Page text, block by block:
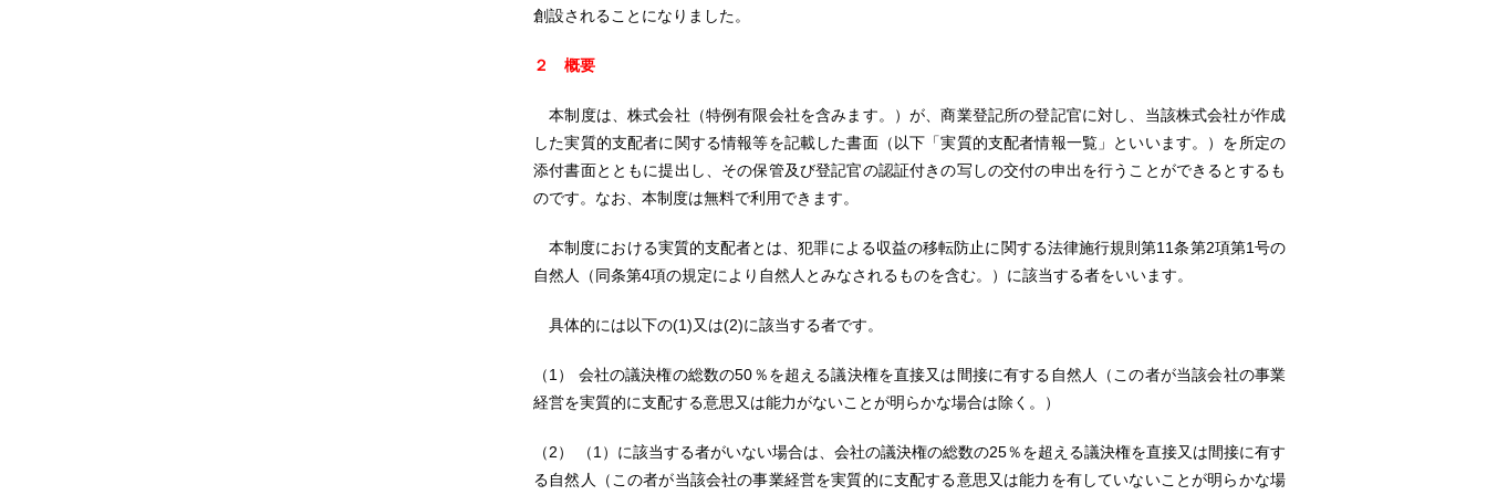
創設されることになりました。
２ 概要
本制度は、株式会社（特例有限会社を含みます。）が、商業登記所の登記官に対し、当該株式会社が作成
した実質的支配者に関する情報等を記載した書面（以下「実質的支配者情報一覧」といいます。）を所定の
添付書面とともに提出し、その保管及び登記官の認証付きの写しの交付の申出を行うことができるとするも
のです。なお、本制度は無料で利用できます。
本制度における実質的支配者とは、犯罪による収益の移転防止に関する法律施行規則第11条第2項第1号の
自然人（同条第4項の規定により自然人とみなされるものを含む。）に該当する者をいいます。
具体的には以下の(1)又は(2)に該当する者です。
（1） 会社の議決権の総数の50％を超える議決権を直接又は間接に有する自然人（この者が当該会社の事業
経営を実質的に支配する意思又は能力がないことが明らかな場合は除く。）
（2） （1）に該当する者がいない場合は、会社の議決権の総数の25％を超える議決権を直接又は間接に有す
る自然人（この者が当該会社の事業経営を実質的に支配する意思又は能力を有していないことが明らかな場